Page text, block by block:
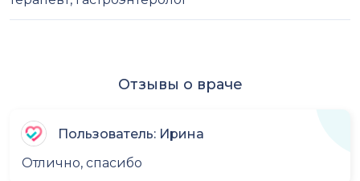
Отзывы о враче
Пользователь: Ирина
Отлично, спасибо